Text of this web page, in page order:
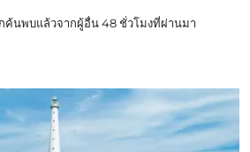
ค้นพบแล้วจากผู้อื่น 48 ชั่วโมงที่ผ่านมา